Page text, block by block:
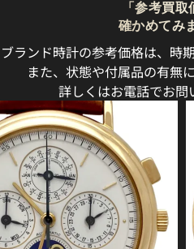
「参考買
確かめてみ
ブランド時計の参考価格は、時
また、状態や付属品の有無
詳しくはお電話でお問